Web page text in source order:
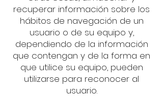
recuperar información sobre los
hábitos de navegación de un
usuario o de su equipo y,
dependiendo de la información
que contengan y de la forma en
que utilice su equipo, pueden
utilizarse para reconocer al
usuario.